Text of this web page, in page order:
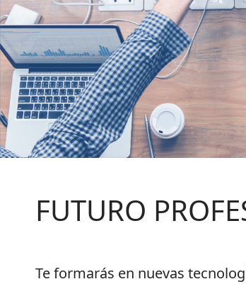
FUTURO
Te formarás en nuevas